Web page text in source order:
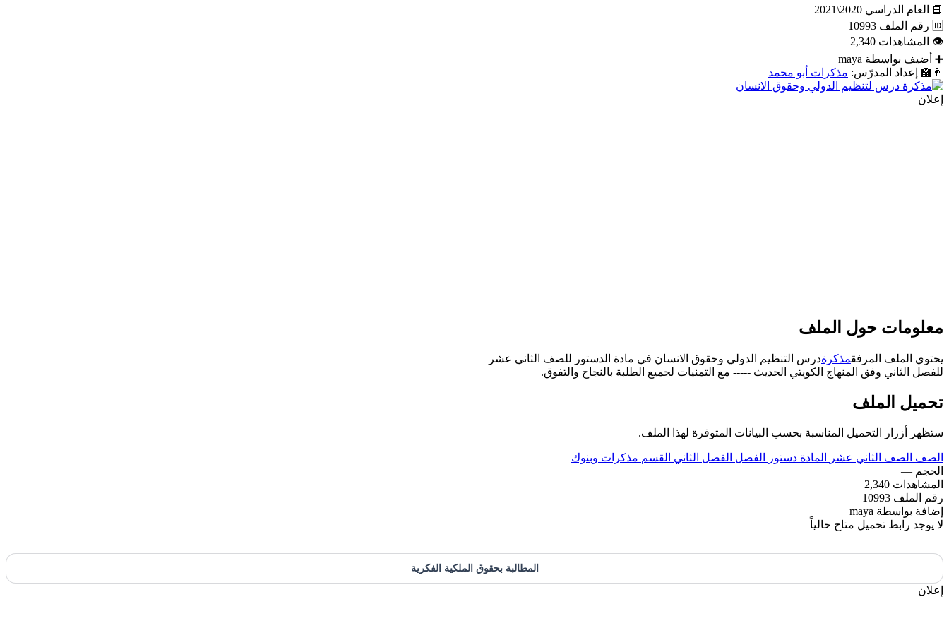
📘 العام الدراسي 2020\2021
🆔 رقم الملف 10993
👁 المشاهدات 2,340
➕ أضيف بواسطة maya
👨‍🏫
إعداد المدرّس: مذكرات أبو محمد
إعلان
معلومات حول الملف
يحتوي الملف المرفقمذكرةدرس التنظيم الدولي وحقوق الانسان في مادة الدستور للصف الثاني عشر
للفصل الثاني وفق المنهاج الكويتي الحديث ----- مع التمنيات لجميع الطلبة بالنجاح والتفوق.
تحميل الملف
ستظهر أزرار التحميل المناسبة بحسب البيانات المتوفرة لهذا الملف.
الصف الصف الثاني عشر المادة دستور الفصل الفصل الثاني القسم مذكرات وبنوك
الحجم —
المشاهدات 2,340
رقم الملف 10993
إضافة بواسطة maya
لا يوجد رابط تحميل متاح حالياً
المطالبة بحقوق الملكية الفكرية
إعلان